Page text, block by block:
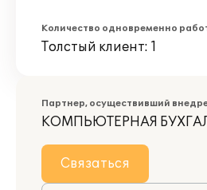
Количество одновременно
Толстый клиент: 1
Партнер, осуществивший
КОМПЬЮТЕРНАЯ
Связаться